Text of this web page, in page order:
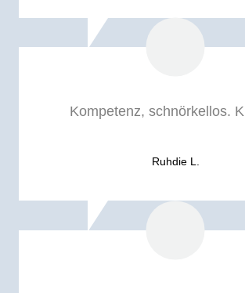
Kompetenz, schnörkellos.
Ruhdie L.